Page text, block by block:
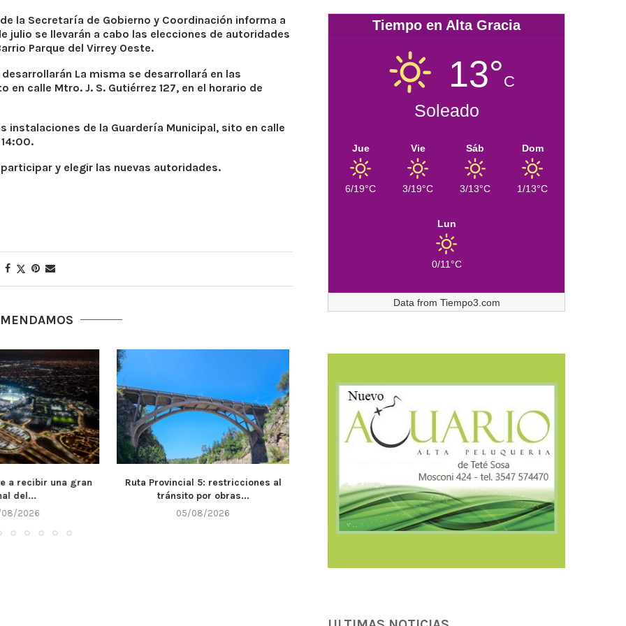
la Secretaría de Gobierno y Coordinación informa a
se llevarán a cabo las elecciones de autoridades
Parque del Virrey Oeste.
La misma se desarrollará en las
en calle Mtro. J. S. Gutiérrez 127, en el horario de
instalaciones de la Guardería Municipal, sito en calle
y elegir las nuevas autoridades.
5: restricciones al
por obras...
08/2026
El IPET 132 de Alta Gracia recibió
$7...
05/08/2026
AMBIENTE: ÚLTIMOS DÍAS PARA
CONCLUIR TAREAS DE PODA
04/08/2026
Llaryora anunció una
$3.500 millones
04/08/2026
Tiempo en Alta Gracia
13°C
Soleado
Jue
6/19°C
Vie
3/19°C
Sáb
3/13°C
Dom
1/13°C
Lun
0/11°C
Data from Tiempo3.com